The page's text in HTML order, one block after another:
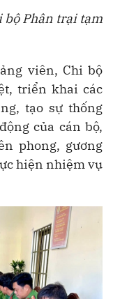
bộ Phân trại tạm
viên, Chi bộ
triển khai các
tạo sự thống
của cán bộ,
phong, gương
hiện nhiệm vụ